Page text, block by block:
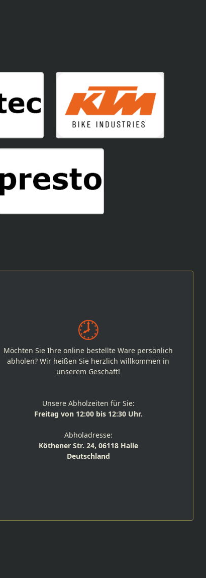
Möchten Sie Ihre online bestellte Ware persönlich
abholen? Wir heißen Sie herzlich willkommen in
unserem Geschäft!
Unsere Abholzeiten für Sie:
Freitag von 12:00 bis 12:30 Uhr.
Abholadresse:
Köthener Str. 24, 06118 Halle
Deutschland